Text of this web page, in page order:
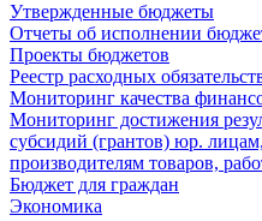
Утвержденные бюджеты
Отчеты об исполнении
Проекты бюджетов
Реестр расходных
Мониторинг качества
Мониторинг достижения
субсидий (грантов) юр.
производителям товаров,
Бюджет для граждан
Экономика